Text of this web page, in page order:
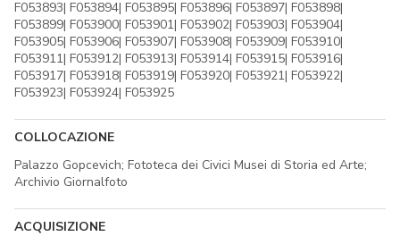
F053893| F053894| F053895| F053896| F053897| F053898|
F053899| F053900| F053901| F053902| F053903| F053904|
F053905| F053906| F053907| F053908| F053909| F053910|
F053911| F053912| F053913| F053914| F053915| F053916|
F053917| F053918| F053919| F053920| F053921| F053922|
F053923| F053924| F053925
COLLOCAZIONE
Palazzo Gopcevich; Fototeca dei Civici Musei di Storia ed Arte;
Archivio Giornalfoto
ACQUISIZIONE